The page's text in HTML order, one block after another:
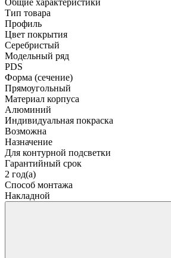
Тип товара
Профиль
Цвет покрытия
Серебристый
Модельный ряд
PDS
Форма (сечение)
Прямоугольный
Материал корпуса
Алюминий
Индивидуальная покраска
Возможна
Назначение
Для контурной подсветки
Гарантийный срок
2 год(а)
Способ монтажа
Накладной